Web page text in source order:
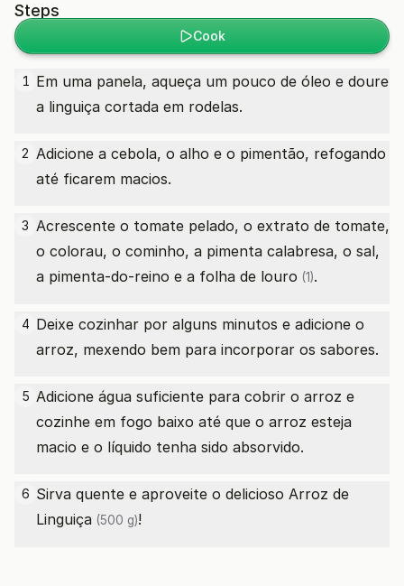
Steps
Cook
1 Em uma panela, aqueça um pouco de óleo e doure
a linguiça cortada em rodelas.
2 Adicione a cebola, o alho e o pimentão, refogando
até ficarem macios.
3 Acrescente o tomate pelado, o extrato de tomate,
o colorau, o cominho, a pimenta calabresa, o sal,
a pimenta-do-reino e a folha de louro (1).
4 Deixe cozinhar por alguns minutos e adicione o
arroz, mexendo bem para incorporar os sabores.
5 Adicione água suficiente para cobrir o arroz e
cozinhe em fogo baixo até que o arroz esteja
macio e o líquido tenha sido absorvido.
6 Sirva quente e aproveite o delicioso Arroz de
Linguiça (500 g)!